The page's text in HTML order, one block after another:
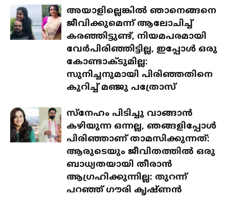
അയാളില്ലെങ്കിൽ ഞാനെങ്ങനെ
ജീവിക്കുമെന്ന് ആലോചിച്ച്
കരഞ്ഞിട്ടുണ്ട്, നിയമപരമായി
വേർപിരിഞ്ഞിട്ടില്ല, ഇപ്പോൾ ഒരു
കോണ്ടാക്ടുമില്ല:
സുനിച്ചനുമായി പിരിഞ്ഞതിനെ
കുറിച്ച് മഞ്ജു പത്രോസ്
സ്‌നേഹം പിടിച്ചു വാങ്ങാൻ
കഴിയുന്ന ഒന്നല്ല, ഞങ്ങളിപ്പോൾ
പിരിഞ്ഞാണ് താമസിക്കുന്നത്:
ആരുടെയും ജീവിതത്തിൽ ഒരു
ബാധ്യതയായി തീരാൻ
ആഗ്രഹിക്കുന്നില്ല: തുറന്ന്
പറഞ്ഞ് ഗൗരി കൃഷ്ണൻ